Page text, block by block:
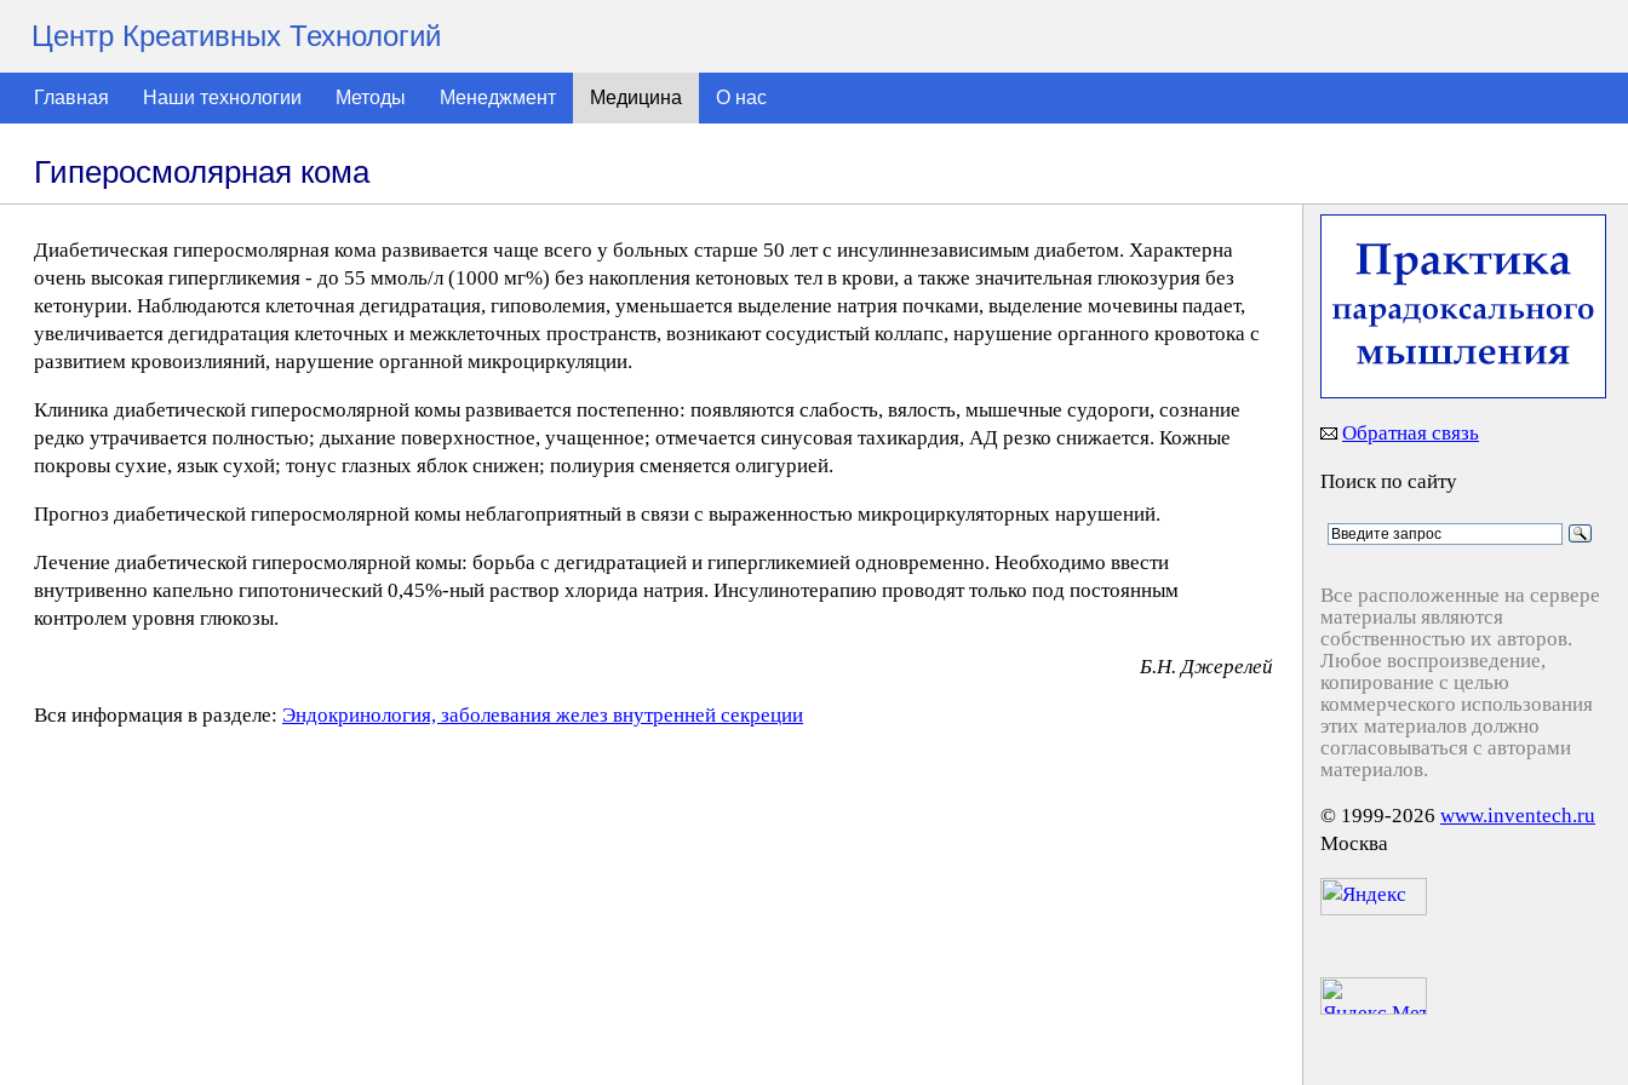
Центр Креативных Технологий
Главная Наши технологии Методы Менеджмент Медицина О нас
Гиперосмолярная кома
Диабетическая гиперосмолярная кома развивается чаще всего у больных старше 50 лет с инсулиннезависимым диабетом. Характерна
очень высокая гипергликемия - до 55 ммоль/л (1000 мг%) без накопления кетоновых тел в крови, а также значительная глюкозурия без
кетонурии. Наблюдаются клеточная дегидратация, гиповолемия, уменьшается выделение натрия почками, выделение мочевины падает,
увеличивается дегидратация клеточных и межклеточных пространств, возникают сосудистый коллапс, нарушение органного кровотока с
развитием кровоизлияний, нарушение органной микроциркуляции.
Клиника диабетической гиперосмолярной комы развивается постепенно: появляются слабость, вялость, мышечные судороги, сознание
редко утрачивается полностью; дыхание поверхностное, учащенное; отмечается синусовая тахикардия, АД резко снижается. Кожные
покровы сухие, язык сухой; тонус глазных яблок снижен; полиурия сменяется олигурией.
Прогноз диабетической гиперосмолярной комы неблагоприятный в связи с выраженностью микроциркуляторных нарушений.
Лечение диабетической гиперосмолярной комы: борьба с дегидратацией и гипергликемией одновременно. Необходимо ввести
внутривенно капельно гипотонический 0,45%-ный раствор хлорида натрия. Инсулинотерапию проводят только под постоянным
контролем уровня глюкозы.
Б.H. Джepeлeй
Вся информация в разделе: Эндокринология, заболевания желез внутренней секреции
Обратная связь
Поиск по сайту
Все расположенные на сервере
материалы являются
собственностью их авторов.
Любое воспроизведение,
копирование с целью
коммерческого использования
этих материалов должно
согласовываться с авторами
материалов.
© 1999-2026 www.inventech.ru
Москва